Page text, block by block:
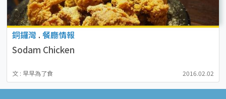
銅鑼灣 . 餐廳情報
Sodam Chicken
文 : 早早為了食 2016.02.02